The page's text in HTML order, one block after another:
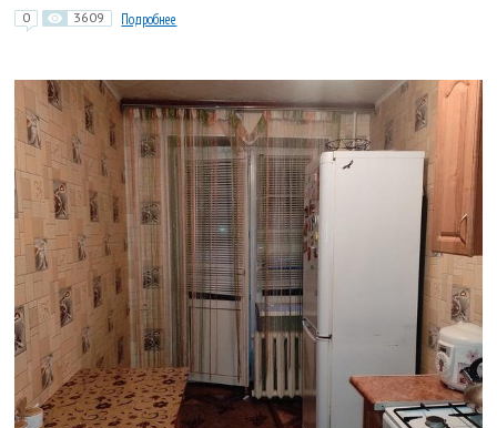
0 3609 Подробнее